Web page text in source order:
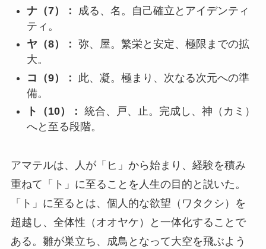
ナ（7）：
成る、名。自己確立とアイデンティ
ティ。
ヤ（8）： 弥、屋。繁栄と安定、極限までの拡
大。
コ（9）：
此、凝。極まり、次なる次元への準
備。
ト（10）： 統合、戸、止。完成し、神（カミ）
へと至る段階。
アマテルは、人が「ヒ」から始まり、経験を積み
重ねて「ト」に至ることを人生の目的と説いた。
「ト」に至るとは、個人的な欲望（ワタクシ）を
超越し、全体性（オオヤケ）と一体化することで
ある。雛が巣立ち、成鳥となって大空を飛ぶよう